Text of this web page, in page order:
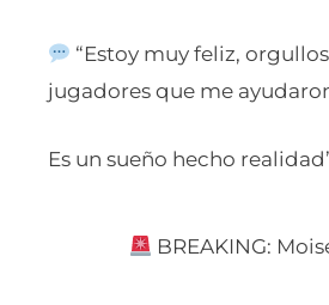
“Estoy muy feliz,
jugadores que me
Es un sueño hecho
BREAKING: